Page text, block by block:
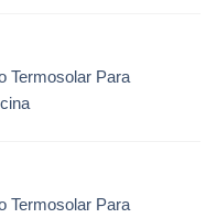
Termosolar Para
Termosolar Para